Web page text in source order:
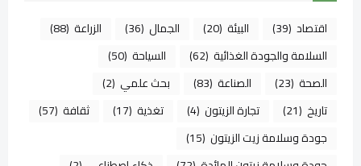
اقتصاد (39) البيئة (20) الجمال (36) الزراعة (88)
السلامة والجودة الغذائية (62) السياحة (50)
الصحة (23) الصناعة (83) بحث علمي (2)
تاريخ (21) تجارة الزيتون (4) تغذية (17) ثقافة (57)
جودة وسلامة زيت الزيتون (15)